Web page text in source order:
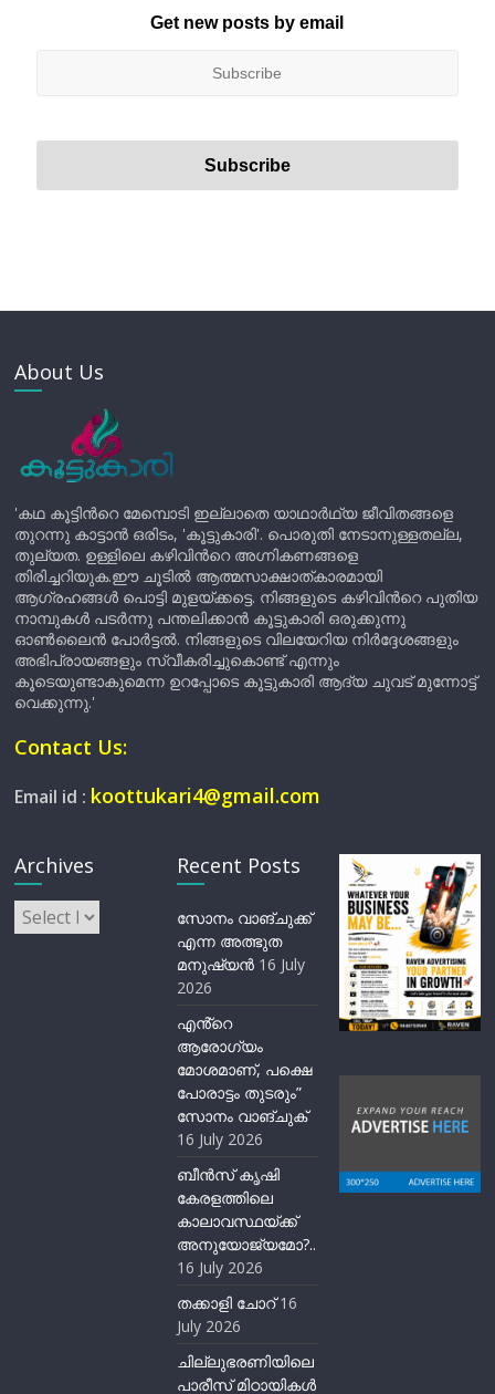
Get new posts by email
About Us
'കഥ കൂട്ടിന്‍റെ മേമ്പൊടി ഇല്ലാതെ യാഥാർഥ്യ ജീവിതങ്ങളെ
തുറന്നു കാട്ടാൻ ഒരിടം, 'കൂട്ടുകാരി'. പൊരുതി നേടാനുള്ളതല്ല,
തുല്യത. ഉള്ളിലെ കഴിവിന്‍റെ അഗ്നികണങ്ങളെ
തിരിച്ചറിയുക.ഈ ചൂടിൽ ആത്മസാക്ഷാത്കാരമായി
ആഗ്രഹങ്ങൾ പൊട്ടി മുളയ്ക്കട്ടെ. നിങ്ങളുടെ കഴിവിന്‍റെ പുതിയ
നാമ്പുകൾ പടർന്നു പന്തലിക്കാൻ കൂട്ടുകാരി ഒരുക്കുന്നു
ഓൺലൈൻ പോർട്ടൽ. നിങ്ങളുടെ വിലയേറിയ നിർദ്ദേശങ്ങളും
അഭിപ്രായങ്ങളും സ്വീകരിച്ചുകൊണ്ട് എന്നും
കൂടെയുണ്ടാകുമെന്ന ഉറപ്പോടെ കൂട്ടുകാരി ആദ്യ ചുവട് മുന്നോട്ട്
വെക്കുന്നു.'
Contact Us:
Email id : koottukari4@gmail.com
Archives
Archives
Recent Posts
സോനം വാങ്ചുക്ക്
എന്ന അത്ഭുത
മനുഷ്യന്‍ 16 July
2026
എൻ്റെ
ആരോഗ്യം
മോശമാണ്, പക്ഷെ
പോരാട്ടം തുടരും”
സോനം വാങ്ചുക്
16 July 2026
ബീന്‍സ് കൃഷി
കേരളത്തിലെ
കാലാവസ്ഥയ്ക്ക്
അനുയോജ്യമോ?..
16 July 2026
തക്കാളി ചോറ് 16
July 2026
ചില്ലുഭരണിയിലെ
പാരീസ് മിഠായികള്‍